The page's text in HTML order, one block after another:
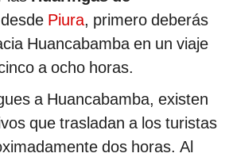
Piura, primero deberás
Huancabamba en un viaje
a ocho horas.
a Huancabamba, existen
que trasladan a los turistas
dos horas. Al